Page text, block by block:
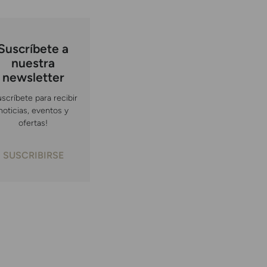
a
nuestra
newsletter
para recibir
eventos y
ofertas!
SUSCRIBIRSE